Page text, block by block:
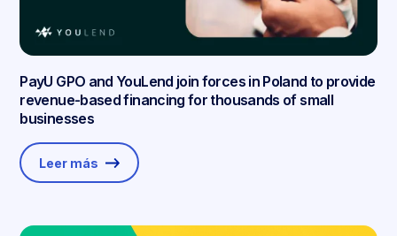
PayU GPO and YouLend join forces in Poland to provide
revenue-based financing for thousands of small
businesses
Leer más